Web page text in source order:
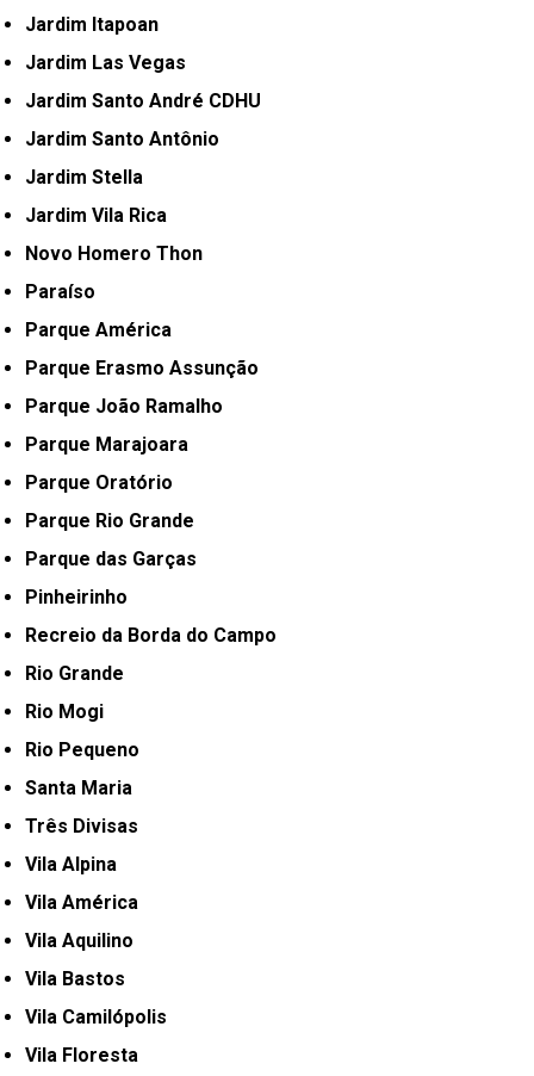
Jardim Itapoan
Jardim Las Vegas
Jardim Santo André CDHU
Jardim Santo Antônio
Jardim Stella
Jardim Vila Rica
Novo Homero Thon
Paraíso
Parque América
Parque Erasmo Assunção
Parque João Ramalho
Parque Marajoara
Parque Oratório
Parque Rio Grande
Parque das Garças
Pinheirinho
Recreio da Borda do Campo
Rio Grande
Rio Mogi
Rio Pequeno
Santa Maria
Três Divisas
Vila Alpina
Vila América
Vila Aquilino
Vila Bastos
Vila Camilópolis
Vila Floresta